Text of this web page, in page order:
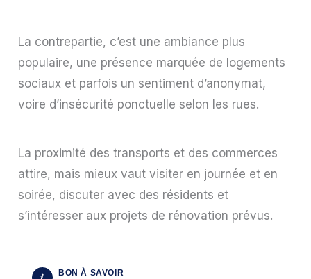
La contrepartie, c’est une ambiance plus
populaire, une présence marquée de logements
sociaux et parfois un sentiment d’anonymat,
voire d’insécurité ponctuelle selon les rues.
La proximité des transports et des commerces
attire, mais mieux vaut visiter en journée et en
soirée, discuter avec des résidents et
s’intéresser aux projets de rénovation prévus.